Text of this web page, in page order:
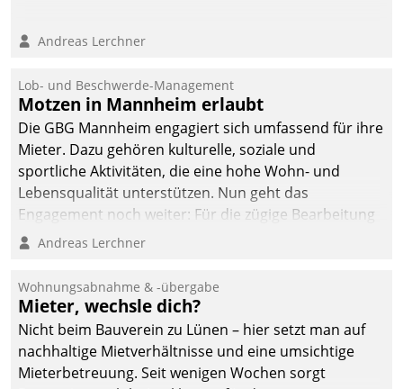
Andreas Lerchner
Lob- und Beschwerde-Management
Motzen in Mannheim erlaubt
Die GBG Mannheim engagiert sich umfassend für ihre
Mieter. Dazu gehören kulturelle, soziale und
sportliche Aktivitäten, die eine hohe Wohn- und
Lebensqualität unterstützen. Nun geht das
Engagement noch weiter: Für die zügige Bearbeitung
von Beschwerden – oder Lob – richtet das
und Beschwerde-Management einen eigenen Kanal
ein.
Andreas Lerchner
Wohnungsabnahme & -übergabe
Mieter, wechsle dich?
Nicht beim Bauverein zu Lünen – hier setzt man auf
nachhaltige Mietverhältnisse und eine umsichtige
Mieterbetreuung. Seit wenigen Wochen sorgt